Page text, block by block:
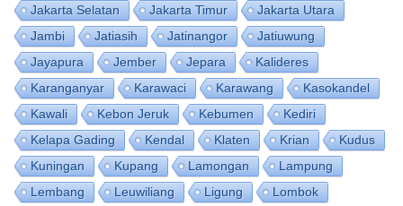
Jakarta Selatan
Jakarta Timur
Jakarta Utara
Jambi
Jatiasih Jatinangor
Jatiuwung
Jayapura
Jember Jepara
Kalideres
Karanganyar
Karawaci Karawang
Kasokandel
Kawali
Kebon Jeruk Kebumen
Kediri
Kelapa Gading
Kendal Klaten Krian
Kudus
Kuningan
Kupang Lamongan
Lampung
Lembang
Leuwiliang Ligung
Lombok